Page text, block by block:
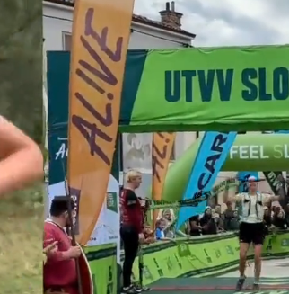
Ausdauer stärken
Gesundheit unterstützen